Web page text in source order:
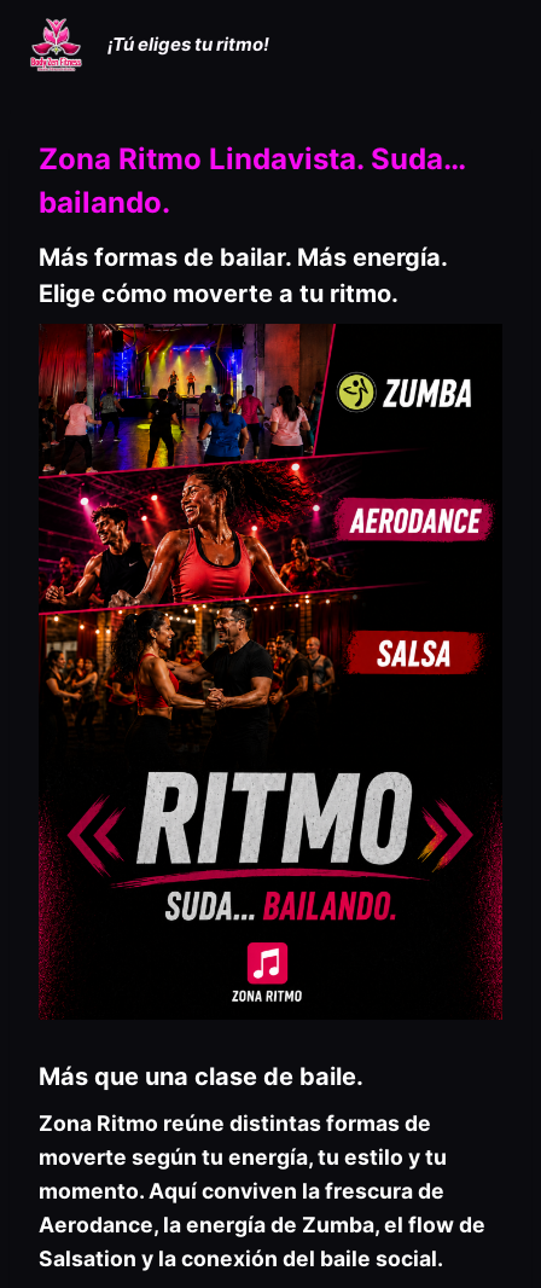
Saltar
¡Tú eliges tu ritmo!
Zona Ritmo Lindavista. Suda…
bailando.
Más formas de bailar. Más energía.
Elige cómo moverte a tu ritmo.
Más que una clase de baile.
Zona Ritmo reúne distintas formas de
moverte según tu energía, tu estilo y tu
momento. Aquí conviven la frescura de
Aerodance, la energía de Zumba, el flow de
Salsation y la conexión del baile social.